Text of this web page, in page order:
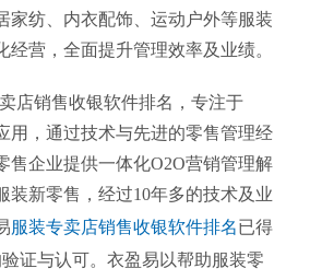
家纺、内衣配饰、运动户外等服装
经营，全面提升管理效率及业绩。
店销售收银软件排名 ，专注于
用，通过技术与先进的零售管理经
售企业提供一体化O2O营销管理解
装新零售，经过10年多的技术及业
服装专卖店销售收银软件排名已得
证与认可。衣盈易以帮助服装零